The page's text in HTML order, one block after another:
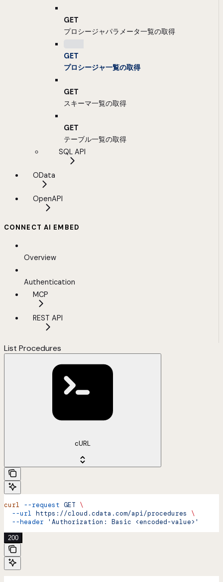
GET
プロシージャパラメータ一覧の取得
GET
プロシージャ一覧の取得
GET
スキーマ一覧の取得
GET
テーブル一覧の取得
SQL API
OData
OpenAPI
CONNECT AI EMBED
Overview
Authentication
MCP
REST API
List Procedures
cURL
curl --request GET \
  --url
https://cloud.cdata.com/api/procedures
\
  --header
'Authorization: Basic <encoded-value>'
200